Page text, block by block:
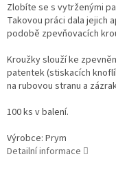
Zlobíte se s vytrženými
Takovou práci dala jejich
podobě zpevňovacích
Kroužky slouží ke
patentek (stiskacích
na rubovou stranu a
100 ks v balení.
Výrobce: Prym
Detailní informace